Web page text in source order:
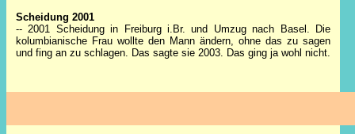
Scheidung 2001
-- 2001 Scheidung in Freiburg i.Br. und Umzug nach Basel. Die
kolumbianische Frau wollte den Mann ändern, ohne das zu sagen
und fing an zu schlagen. Das sagte sie 2003. Das ging ja wohl nicht.